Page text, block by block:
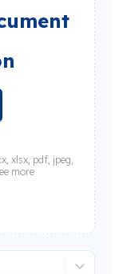
xlsx, pdf, jpeg,
more